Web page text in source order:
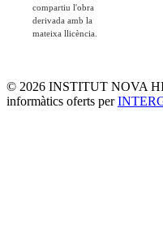
compartiu l'obra
derivada amb la
mateixa llicència.
© 2026 INSTITUT NOVA
informàtics oferts per